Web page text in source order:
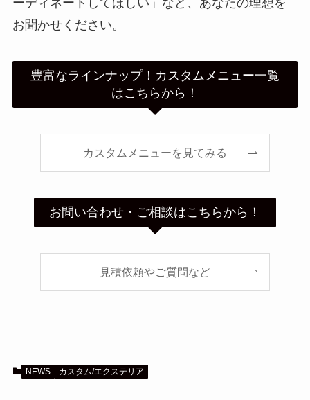
ーディネートしてほしい」など、あなたの理想を
お聞かせください。
豊富なラインナップ！カスタムメニュー一覧
はこちらから！
カスタムメニューを見てみる
お問い合わせ・ご相談はこちらから！
見積依頼やご質問など
NEWS カスタム/エクステリア